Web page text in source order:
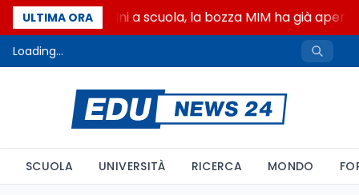
ULTIMA ORA
Canzoni di Guccini a scuola, la bozza MIM ha già
Loading...
SCUOLA UNIVERSITÀ RICERCA MONDO